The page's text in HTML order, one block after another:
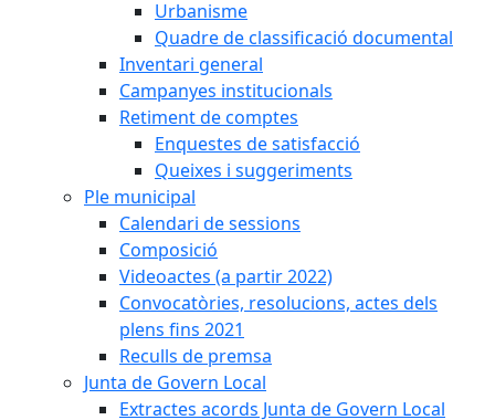
Urbanisme
Quadre de classificació documental
Inventari general
Campanyes institucionals
Retiment de comptes
Enquestes de satisfacció
Queixes i suggeriments
Ple municipal
Calendari de sessions
Composició
Videoactes (a partir 2022)
Convocatòries, resolucions, actes dels
plens fins 2021
Reculls de premsa
Junta de Govern Local
Extractes acords Junta de Govern Local